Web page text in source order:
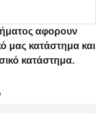
αφορουν
μας κατάστημα και
κατάστημα.